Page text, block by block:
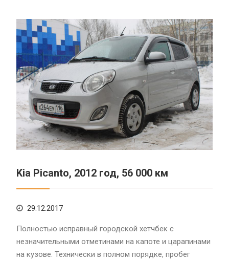
Kia Picanto, 2012 год, 56 000 км
29.12.2017
Полностью исправный городской хетчбек с
незначительными отметинами на капоте и царапинами
на кузове. Технически в полном порядке, пробег